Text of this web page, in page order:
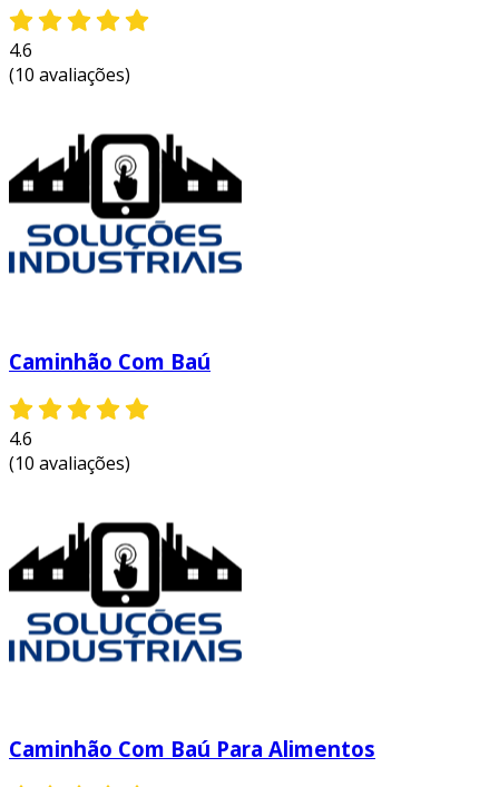
4.6
(10 avaliações)
Caminhão Com Baú
4.6
(10 avaliações)
Caminhão Com Baú Para Alimentos